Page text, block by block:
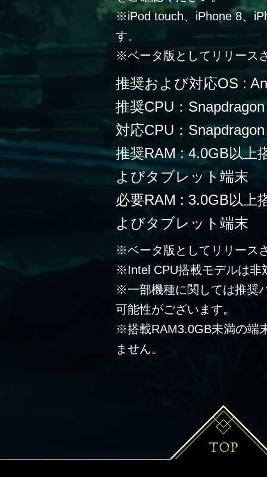
※iPod touch、iPhone 8、
す。
※ベータ版としてリリース
推奨および対応OS :
推奨CPU：
対応CPU：
推奨RAM : 4.0GB以上
よびタブレット端末
必要RAM : 3.0GB以上
よびタブレット端末
※ベータ版としてリリース
※Intel CPU搭載モデルは非
※一部機種に関しては推奨
可能性がございます。
※搭載RAM3.0GB未満の端
ません。